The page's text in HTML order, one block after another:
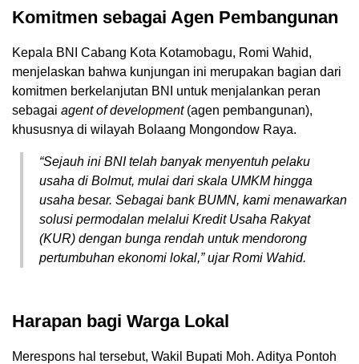
Komitmen sebagai Agen Pembangunan
Kepala BNI Cabang Kota Kotamobagu, Romi Wahid,
menjelaskan bahwa kunjungan ini merupakan bagian dari
komitmen berkelanjutan BNI untuk menjalankan peran
sebagai agent of development(agen pembangunan),
khususnya di wilayah Bolaang Mongondow Raya.
“Sejauh ini BNI telah banyak menyentuh pelaku
usaha di Bolmut, mulai dari skala UMKM hingga
usaha besar. Sebagai bank BUMN, kami menawarkan
solusi permodalan melalui Kredit Usaha Rakyat
(KUR) dengan bunga rendah untuk mendorong
pertumbuhan ekonomi lokal,” ujar Romi Wahid.
Harapan bagi Warga Lokal
Merespons hal tersebut, Wakil Bupati Moh. Aditya Pontoh